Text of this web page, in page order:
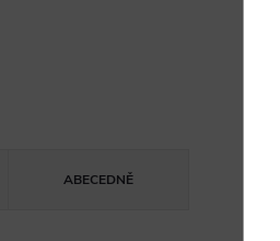
ABECEDNĚ